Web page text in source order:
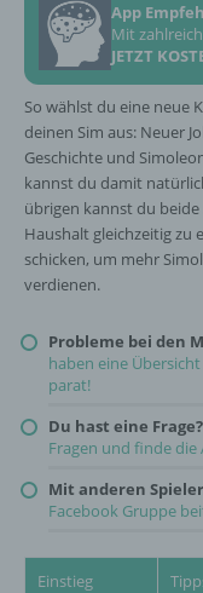
App
Mit
JETZT
So wählst du eine neue
deinen Sim aus: Neuer
Geschichte und
kannst du damit
übrigen kannst du beide
Haushalt gleichzeitig zu
schicken, um mehr
verdienen.
Probleme bei den
haben eine
parat!
Du hast eine Frage?
Fragen und finde
Mit anderen
Facebook Gruppe
Einstieg